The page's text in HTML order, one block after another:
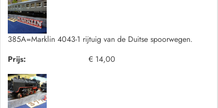
385A=Marklin 4043-1 rijtuig van de Duitse spoorwegen.
Prijs:
€ 14,00